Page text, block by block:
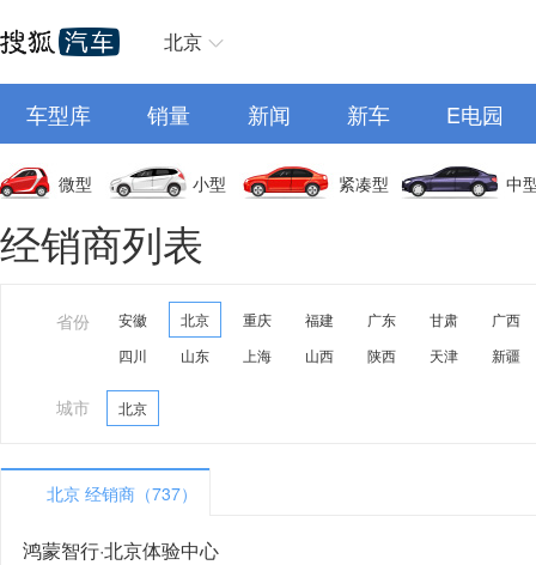
北京
车型库 销量 新闻 新车 E电园
微型 小型 紧凑型 中
经销商列表
省份 安徽 北京 重庆 福建 广东 甘肃
广西
四川
山东 上海 山西 陕西 天津 新疆
城市 北京
北京 经销商（737）
鸿蒙智行·北京体验中心